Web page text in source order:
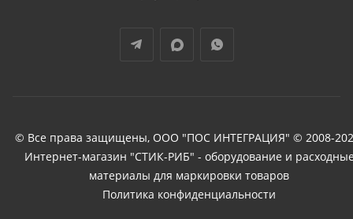
© Все права защищены, ООО "ПОС ИНТЕГРАЦИЯ" © 2008-
Интернет-магазин "СТИК-РИБ" - оборудование и
материалы для маркировки товаров
Политика конфиденциальности